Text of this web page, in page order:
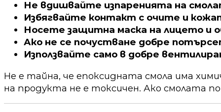
Не вдишвайте изпаренията на
Избягвайте контакт с очите и
Носете защитна маска на лицето и
Ако не се почустване добре
Използвайте само в добре
Не е тайна, че епоксидната смола има
на продукта не е токсичен. Ако смолата